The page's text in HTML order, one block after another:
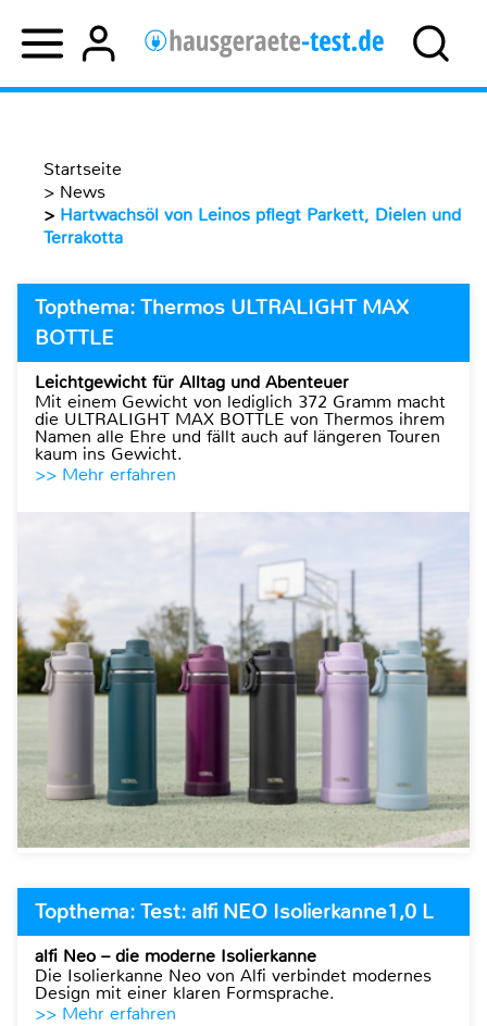
Startseite
> News
> Hartwachsöl von Leinos pflegt Parkett, Dielen und
Terrakotta
Topthema: Thermos ULTRALIGHT MAX
BOTTLE
Leichtgewicht für Alltag und Abenteuer
Mit einem Gewicht von lediglich 372 Gramm macht
die ULTRALIGHT MAX BOTTLE von Thermos ihrem
Namen alle Ehre und fällt auch auf längeren Touren
kaum ins Gewicht.
>> Mehr erfahren
Topthema: Test: alfi NEO Isolierkanne1,0 L
alfi Neo – die moderne Isolierkanne
Die Isolierkanne Neo von Alfi verbindet modernes
Design mit einer klaren Formsprache.
>> Mehr erfahren